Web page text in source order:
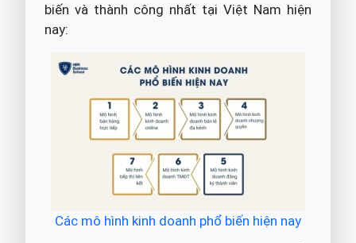
biến và thành công nhất tại Việt Nam hiện
nay:
Các mô hình kinh doanh phổ biến hiện nay